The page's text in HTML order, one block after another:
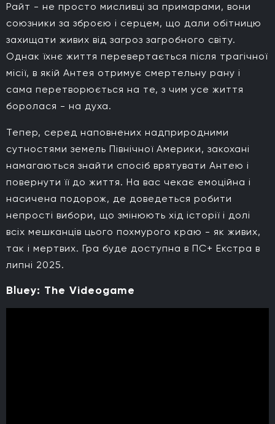
Райт - не просто мисливці за примарами, вони
союзники за зброєю і серцем, що дали обітницю
захищати живих від загроз загробного світу.
Однак їхнє життя перевертається після трагічної
місії, в якій Антея отримує смертельну рану і
сама перетворюється на те, з чим усе життя
боролася - на духа.
Тепер, серед наповнених надприродними
сутностями земель Північної Америки, закохані
намагаються знайти спосіб врятувати Антею і
повернути її до життя. На вас чекає емоційна і
насичена подорож, де доведеться робити
непрості вибори, що змінюють хід історії і долі
всіх мешканців цього похмурого краю - як живих,
так і мертвих. Гра буде доступна в ПС+ Екстра в
липні 2025.
Bluey: The Videogame